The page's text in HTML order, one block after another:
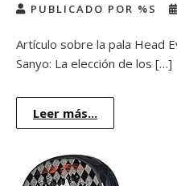
PUBLICADO POR %S
Artículo sobre la pala Head
Sanyo: La elección de los […]
Leer más...